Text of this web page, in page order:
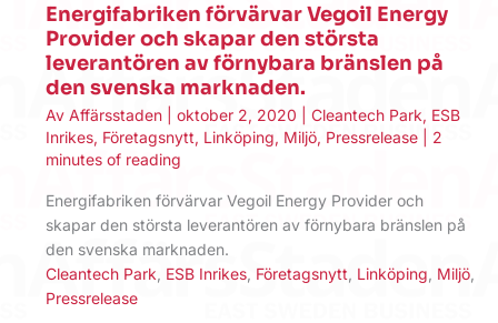
Energifabriken förvärvar Vegoil Energy
Provider och skapar den största
leverantören av förnybara bränslen på
den svenska marknaden.
Av Affärsstaden oktober 2, 2020 Cleantech Park, ESB
Inrikes, Företagsnytt, Linköping, Miljö, Pressrelease
2
minutes of reading
Energifabriken förvärvar Vegoil Energy Provider och
skapar den största leverantören av förnybara bränslen på
den svenska marknaden.
Cleantech Park ESB Inrikes Företagsnytt Linköping Miljö
Pressrelease